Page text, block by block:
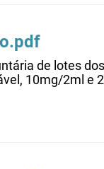
de lotes
10mg/2ml e